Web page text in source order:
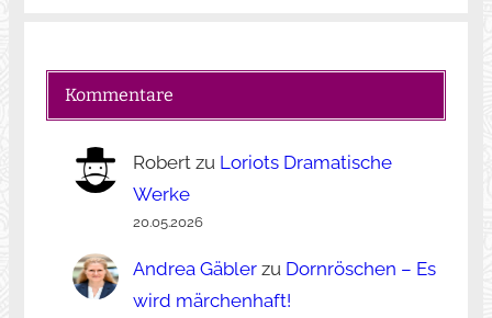
Kommentare
Robertzu Loriots Dramatische
Werke
20.05.2026
Andrea Gäblerzu Dornröschen – Es
wird märchenhaft!